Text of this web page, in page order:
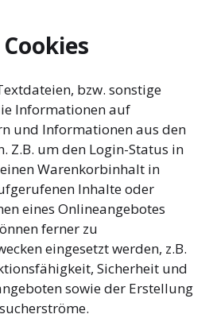
bzw. sonstige
Informationen auf
und Informationen aus den
Z.B. um den Login-Status in
Warenkorbinhalt in
Inhalte oder
eines Onlineangebotes
ferner zu
eingesetzt werden, z.B.
Sicherheit und
sowie der Erstellung